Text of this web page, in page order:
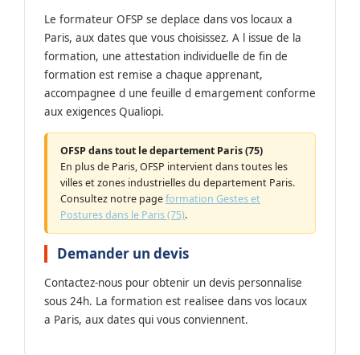
Le formateur OFSP se deplace dans vos locaux a
Paris, aux dates que vous choisissez. A l issue de la
formation, une attestation individuelle de fin de
formation est remise a chaque apprenant,
accompagnee d une feuille d emargement conforme
aux exigences Qualiopi.
OFSP dans tout le departement Paris (75)
En plus de Paris, OFSP intervient dans toutes les
villes et zones industrielles du departement Paris.
Consultez notre pageformation Gestes et
Postures dans le Paris (75).
Demander un devis
Contactez-nous pour obtenir un devis personnalise
sous 24h. La formation est realisee dans vos locaux
a Paris, aux dates qui vous conviennent.